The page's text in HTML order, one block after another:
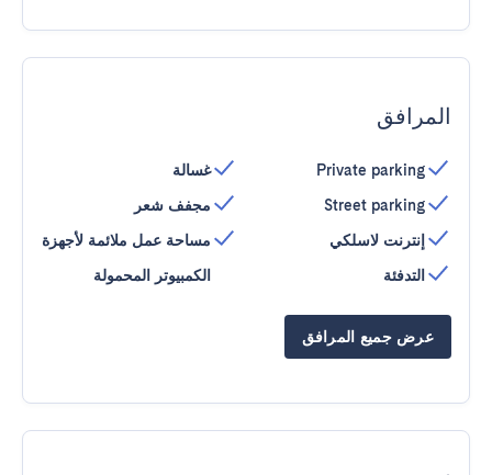
المرافق
Private parking
Street parking
إنترنت لاسلكي
التدفئة
غسالة
مجفف شعر
مساحة عمل ملائمة لأجهزة
الكمبيوتر المحمولة
عرض جميع المرافق